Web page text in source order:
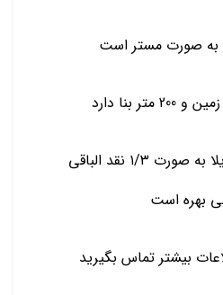
شرایط پرداخت این ویلا به صورت ۱/۳ نقد الباقی
بهره است
بیشتر تماس بگیرید